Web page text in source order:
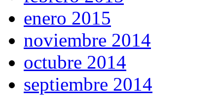
enero 2015
noviembre 2014
octubre 2014
septiembre 2014